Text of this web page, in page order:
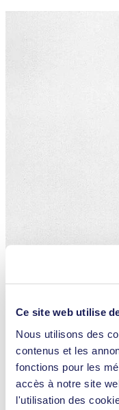
Ce site web utilise
Nous utilisons des
contenus et les
fonctions pour les
accès à notre site
l'utilisation des